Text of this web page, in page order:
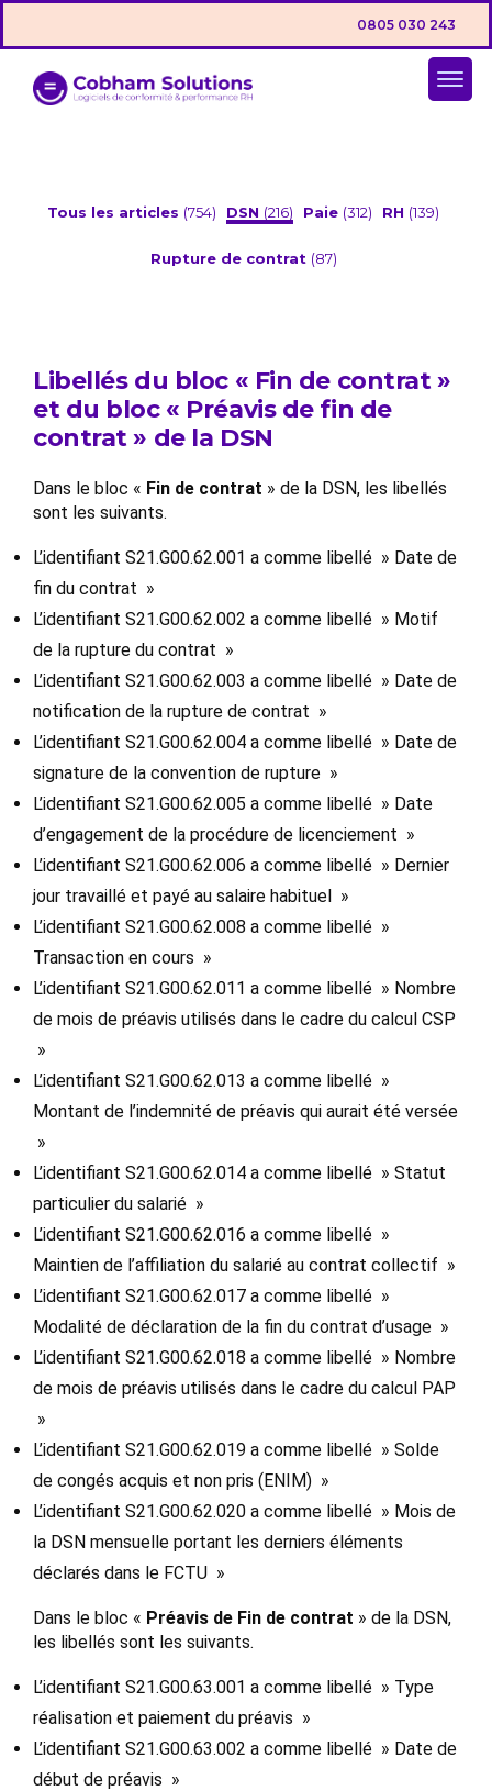
0805 030 243
Tous les articles (754) DSN (216) Paie (312) RH (139)
Rupture de contrat (87)
Libellés du bloc « Fin de contrat »
et du bloc « Préavis de fin de
contrat » de la DSN
Dans le bloc « Fin de contrat » de la DSN, les libellés
sont les suivants.
L’identifiant S21.G00.62.001 a comme libellé » Date de
fin du contrat »
L’identifiant S21.G00.62.002 a comme libellé » Motif
de la rupture du contrat »
L’identifiant S21.G00.62.003 a comme libellé » Date de
notification de la rupture de contrat »
L’identifiant S21.G00.62.004 a comme libellé » Date de
signature de la convention de rupture »
L’identifiant S21.G00.62.005 a comme libellé » Date
d’engagement de la procédure de licenciement »
L’identifiant S21.G00.62.006 a comme libellé » Dernier
jour travaillé et payé au salaire habituel »
L’identifiant S21.G00.62.008 a comme libellé »
Transaction en cours »
L’identifiant S21.G00.62.011 a comme libellé » Nombre
de mois de préavis utilisés dans le cadre du calcul CSP
»
L’identifiant S21.G00.62.013 a comme libellé »
Montant de l’indemnité de préavis qui aurait été versée
»
L’identifiant S21.G00.62.014 a comme libellé » Statut
particulier du salarié »
L’identifiant S21.G00.62.016 a comme libellé »
Maintien de l’affiliation du salarié au contrat collectif »
L’identifiant S21.G00.62.017 a comme libellé »
Modalité de déclaration de la fin du contrat d’usage »
L’identifiant S21.G00.62.018 a comme libellé » Nombre
de mois de préavis utilisés dans le cadre du calcul PAP
»
L’identifiant S21.G00.62.019 a comme libellé » Solde
de congés acquis et non pris (ENIM) »
L’identifiant S21.G00.62.020 a comme libellé » Mois de
la DSN mensuelle portant les derniers éléments
déclarés dans le FCTU »
Dans le bloc « Préavis de Fin de contrat » de la DSN,
les libellés sont les suivants.
L’identifiant S21.G00.63.001 a comme libellé » Type
réalisation et paiement du préavis »
L’identifiant S21.G00.63.002 a comme libellé » Date de
début de préavis »